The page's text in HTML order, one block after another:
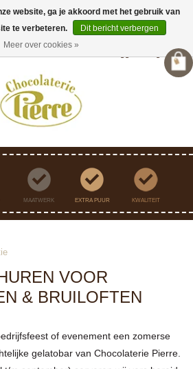
vanaf €45,- gratis
Registreren
MAATWERK EXTRA PUUR KWALITEIT
VOOR
& BRUILOFTEN
of evenement een zomerse
gelatobar van Chocolaterie Pierre.
website, ga je akkoord met het gebruik van
te verbeteren.
Dit bericht verbergen
Meer over cookies »